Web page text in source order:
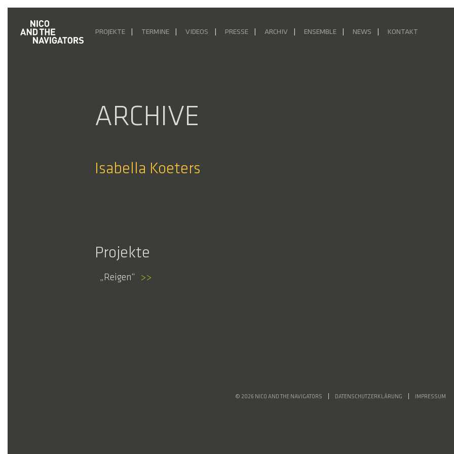
PROJEKTE TERMINE VIDEOS PRESSE ARCHIV ENSEMBLE NEWS KONTAKT
ARCHIVE
Isabella Koeters
Projekte
Reigen >>
© 2026 NICO AND THE NAVIGATORS DATENSCHUTZERKLÄRUNG IMPRESSUM